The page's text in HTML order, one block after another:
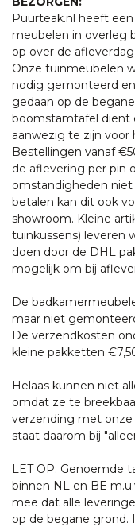
Puurteak.nl heeft
meubelen in overleg
op over de
Onze tuinmeubelen
nodig gemonteerd
gedaan op de
boomstamtafel dient
aanwezig te zijn voor
Bestellingen vanaf
de aflevering per pin
omstandigheden
betalen kan dit ook
showroom. Kleine
tuinkussens) leveren
doen door de DHL
mogelijk om bij
De
maar niet
De verzendkosten
kleine pakketten
Helaas kunnen niet
omdat ze te
verzending met
staat daarom bij
LET OP: Genoemde
binnen NL en BE
mee dat alle
op de begane grond.